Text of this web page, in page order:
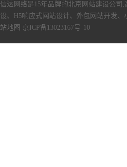
信达网络是15年品牌的北京网站建设公
设、H5响应式网站设计、外包网站开发
站地图 京ICP备13023167号-10